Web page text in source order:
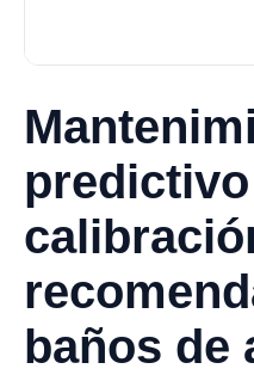
baños de